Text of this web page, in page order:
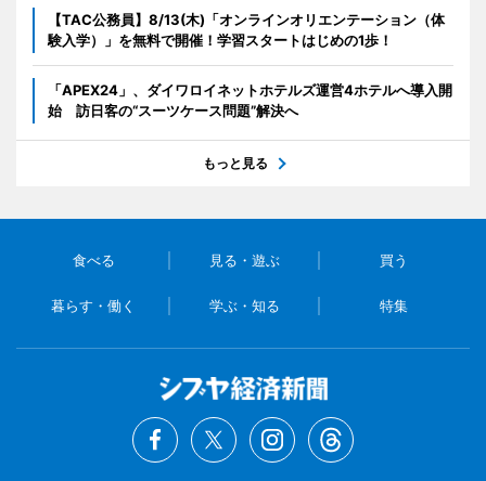
【TAC公務員】8/13(木)「オンラインオリエンテーション（体
験入学）」を無料で開催！学習スタートはじめの1歩！
「APEX24」、ダイワロイネットホテルズ運営4ホテルへ導入開
始 訪日客の“スーツケース問題”解決へ
もっと見る
食べる 見る・遊ぶ 買う
暮らす・働く 学ぶ・知る 特集